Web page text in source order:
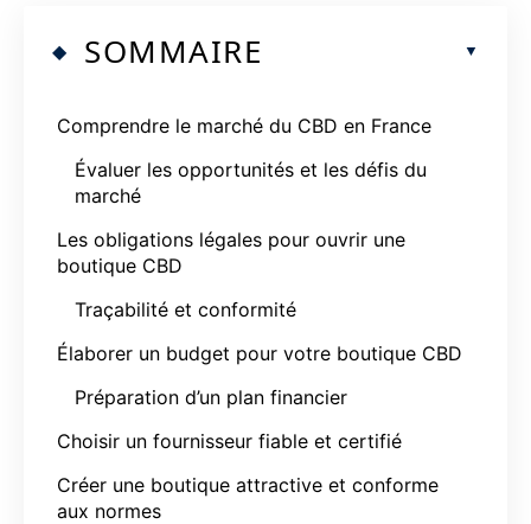
SOMMAIRE
Comprendre le marché du CBD en France
Évaluer les opportunités et les défis du
marché
Les obligations légales pour ouvrir une
boutique CBD
Traçabilité et conformité
Élaborer un budget pour votre boutique CBD
Préparation d’un plan financier
Choisir un fournisseur fiable et certifié
Créer une boutique attractive et conforme
aux normes